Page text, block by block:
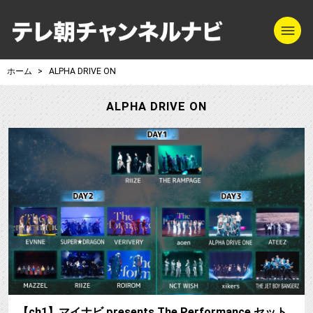
テレ朝チャンネ
ホーム ALPHA DRIVE ON
ALPHA DRIVE ON